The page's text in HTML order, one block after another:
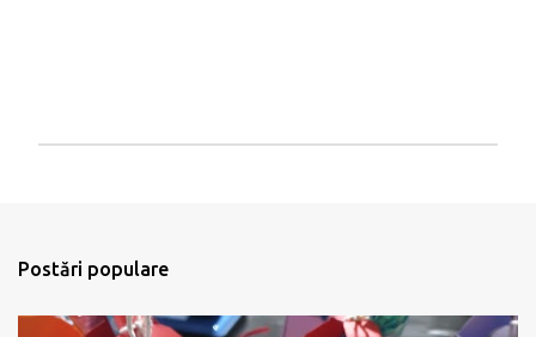
i
Postări populare